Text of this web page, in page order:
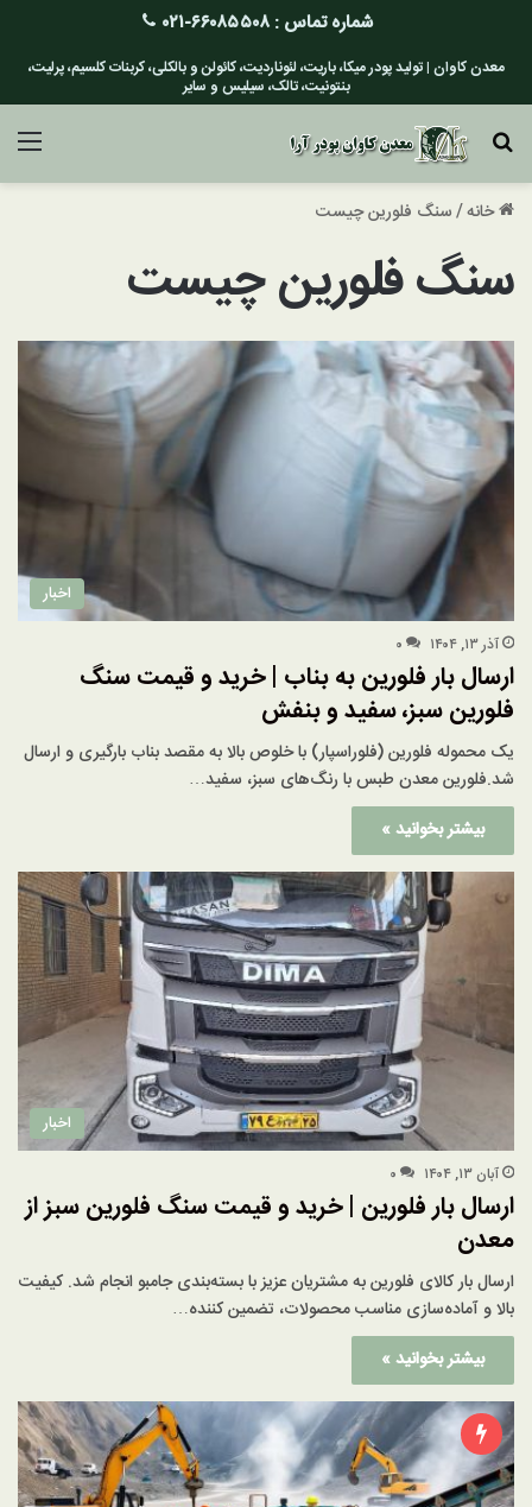
شماره تماس :۶۶۰۸۵۵۰۸-۰۲۱
معدن کاوان | تولید پودر میکا، باریت، لئوناردیت، کائولن و بالکلی، کربنات کلسیم، پرلیت،
بنتونیت، تالک، سیلیس و سایر
جستجو برای
خانه/سنگ فلورین چیست
سنگ فلورین چیست
اخبار
آذر ۱۳, ۱۴۰۴ ۰
ارسال بار فلورین به بناب | خرید و قیمت سنگ
فلورین سبز، سفید و بنفش
یک محموله فلورین (فلوراسپار) با خلوص بالا به مقصد بناب بارگیری و ارسال
شد.فلورین معدن طبس با رنگ‌های سبز، سفید…
بیشتر بخوانید »
اخبار
آبان ۱۳, ۱۴۰۴ ۰
ارسال بار فلورین | خرید و قیمت سنگ فلورین سبز از
معدن
ارسال بار کالای فلورین به مشتریان عزیز با بسته‌بندی جامبو انجام شد. کیفیت
بالا و آماده‌سازی مناسب محصولات، تضمین کننده…
بیشتر بخوانید »